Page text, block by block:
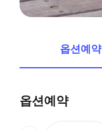
옵션예약
옵션예약